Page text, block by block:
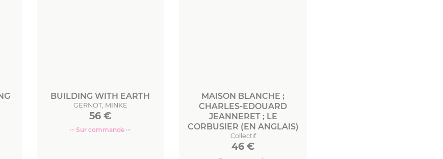
BUILDING WITH EARTH
GERNOT, MINKE
56 €
··· Sur commande ···
MAISON BLANCHE ;
CHARLES-EDOUARD
JEANNERET ; LE
CORBUSIER (EN ANGLAIS)
Collectif
46 €